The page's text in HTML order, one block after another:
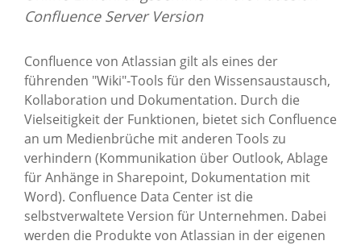
Über uns
News Archiv
Confluence Server Version
Confluence von Atlassian gilt als eines der
führenden "Wiki"-Tools für den Wissensaustausch,
Kollaboration und Dokumentation. Durch die
Vielseitigkeit der Funktionen, bietet sich Confluence
an um Medienbrüche mit anderen Tools zu
verhindern (Kommunikation über Outlook, Ablage
für Anhänge in Sharepoint, Dokumentation mit
Word). Confluence Data Center ist die
selbstverwaltete Version für Unternehmen. Dabei
werden die Produkte von Atlassian in der eigenen